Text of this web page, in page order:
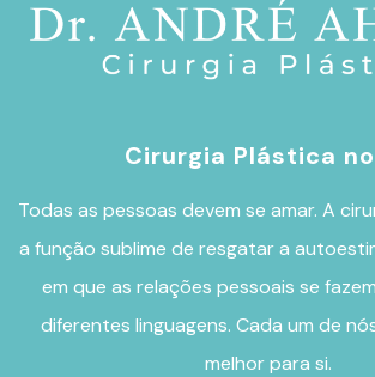
Cirurgia Plástica no
Todas as pessoas devem se amar. A
a função sublime de resgatar a
em que as relações pessoais se
diferentes linguagens. Cada um de
melhor para si.